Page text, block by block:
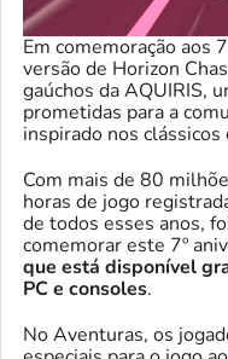
Em comemoração aos
versão de Horizon
gaúchos da AQUIRIS,
prometidas para a
inspirado nos clássicos
Com mais de 80
horas de jogo
de todos esses anos,
comemorar este 7º
que está disponível
PC e consoles.
No Aventuras, os